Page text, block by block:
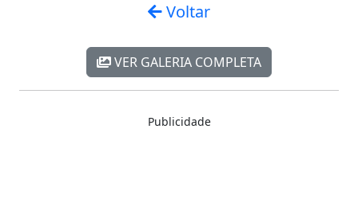
Voltar
VER GALERIA COMPLETA
Publicidade